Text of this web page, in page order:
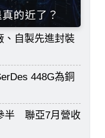
的近了？
自製先進封裝
448G為銅
半 聯亞7月營收